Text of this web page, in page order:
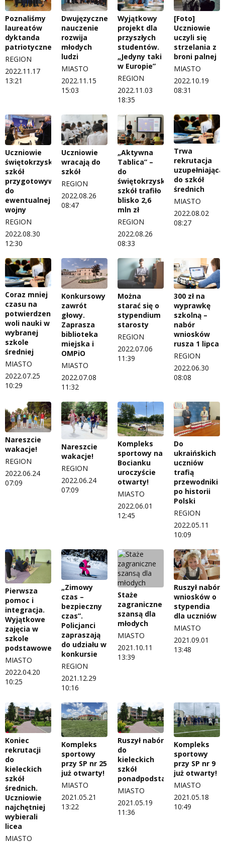
Poznaliśmy
laureatów
dyktanda
patriotycznego
REGION
2022.11.17
13:21
Dwujęzyczne
nauczenie
rozwija
młodych
ludzi
MIASTO
2022.11.15
15:03
Wyjątkowy
projekt dla
przyszłych
studentów.
„Jedyny taki
w Europie”
REGION
2022.11.03
18:35
[Foto]
Uczniowie
uczyli się
strzelania z
broni palnej
MIASTO
2022.10.19
08:31
Uczniowie
świętokrzyskich
szkół
przygotowywani
do
ewentualnej
wojny
REGION
2022.08.30
12:30
Uczniowie
wracają do
szkół
REGION
2022.08.26
08:47
„Aktywna
Tablica” –
do
świętokrzyskich
szkół trafiło
blisko 2,6
mln zł
REGION
2022.08.26
08:33
Trwa
rekrutacja
uzupełniająca
do szkół
średnich
MIASTO
2022.08.02
08:27
Coraz mniej
czasu na
potwierdzenie
woli nauki w
wybranej
szkole
średniej
MIASTO
2022.07.25
10:29
Konkursowy
zawrót
głowy.
Zaprasza
biblioteka
miejska i
OMPiO
MIASTO
2022.07.08
11:32
Można
starać się o
stypendium
starosty
REGION
2022.07.06
11:39
300 zł na
wyprawkę
szkolną –
nabór
wniosków
rusza 1 lipca
REGION
2022.06.30
08:08
Nareszcie
wakacje!
REGION
2022.06.24
07:09
Nareszcie
wakacje!
REGION
2022.06.24
07:09
Kompleks
sportowy na
Bocianku
uroczyście
otwarty!
MIASTO
2022.06.01
12:45
Do
ukraińskich
uczniów
trafią
przewodniki
po historii
Polski
REGION
2022.05.11
10:09
Pierwsza
pomoc i
integracja.
Wyjątkowe
zajęcia w
szkole
podstawowej
MIASTO
2022.04.20
10:25
„Zimowy
czas –
bezpieczny
czas”.
Policjanci
zapraszają
do udziału w
konkursie
REGION
2021.12.29
10:16
Staże
zagraniczne
szansą dla
młodych
MIASTO
2021.10.11
13:39
Ruszył nabór
wniosków o
stypendia
dla uczniów
MIASTO
2021.09.01
13:48
Koniec
rekrutacji
do
kieleckich
szkół
średnich.
Uczniowie
najchętniej
wybierali
licea
MIASTO
Kompleks
sportowy
przy SP nr 25
już otwarty!
MIASTO
2021.05.21
13:22
Ruszył nabór
do
kieleckich
szkół
ponadpodstawowych
MIASTO
2021.05.19
11:36
Kompleks
sportowy
przy SP nr 9
już otwarty!
MIASTO
2021.05.18
10:49